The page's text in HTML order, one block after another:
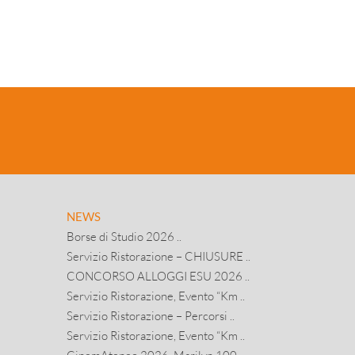
NEWS
Borse di Studio 2026 ..
Servizio Ristorazione – CHIUSURE ..
CONCORSO ALLOGGI ESU 2026 ..
Servizio Ristorazione, Evento “Km ..
Servizio Ristorazione – Percorsi ..
Servizio Ristorazione, Evento “Km ..